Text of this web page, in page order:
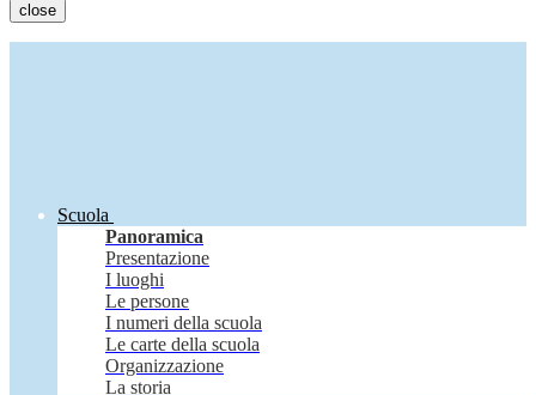
close
Scuola
Panoramica
Presentazione
I luoghi
Le persone
I numeri della scuola
Le carte della scuola
Organizzazione
La storia